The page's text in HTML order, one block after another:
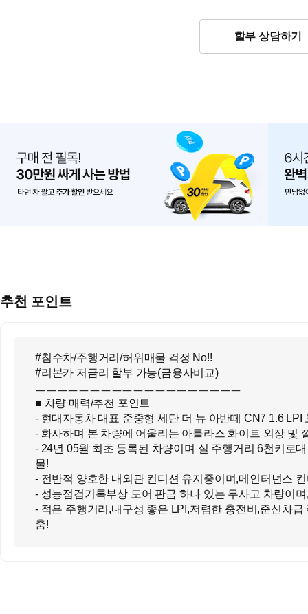
할부 상담하기
추천 포인트
#침수차/주행거리/허위매물 걱정 No!!
#리본카 저금리 할부 가능(금융사비교)
ㅡㅡㅡㅡㅡㅡㅡㅡㅡㅡㅡㅡㅡㅡㅡㅡㅡㅡㅡ
■ 차량 매력/추천 포인트
- 현대자동차 대표 준중형 세단 더 뉴 아반떼 CN7 1.6 LPI
- 화사하며 본 차량에 어울리는 아틀라스 화이트 외장 및
- 24년 05월 최초 등록된 차량이며 실 주행거리 6천키로
물!
- 전반적 양호한 내외관 컨디션 유지중이며,메인터넌스
- 성능점검기록부상 도어 판금 하나 있는 무사고 차량이
- 적은 주행거리,내구성 좋은 LPI,저렴한 충전비,준신차급
춤!